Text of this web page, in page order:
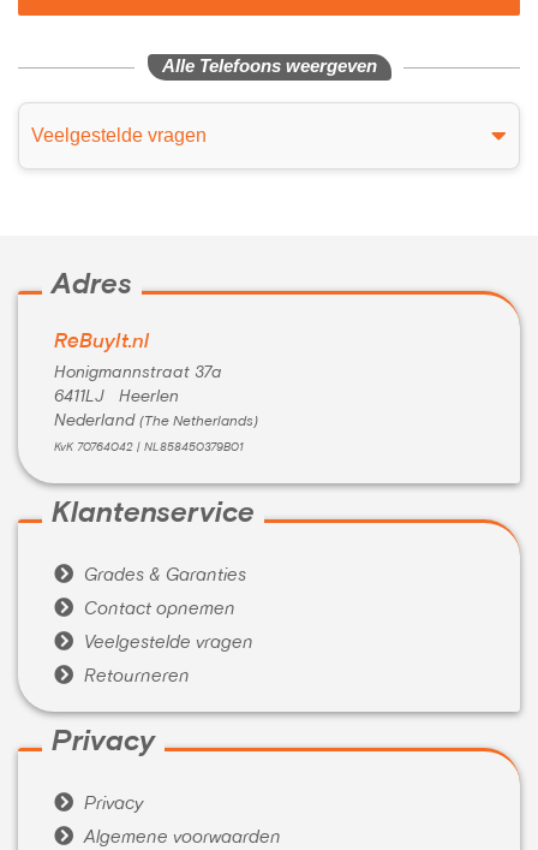
Alle Telefoons weergeven
Veelgestelde vragen
Adres
ReBuyIt.nl
Honigmannstraat 37a
6411LJ Heerlen
Nederland (The Netherlands)
KvK 70764042 | NL858450379B01
Klantenservice
 Grades & Garanties
 Contact opnemen
 Veelgestelde vragen
 Retourneren
Privacy
 Privacy
 Algemene voorwaarden